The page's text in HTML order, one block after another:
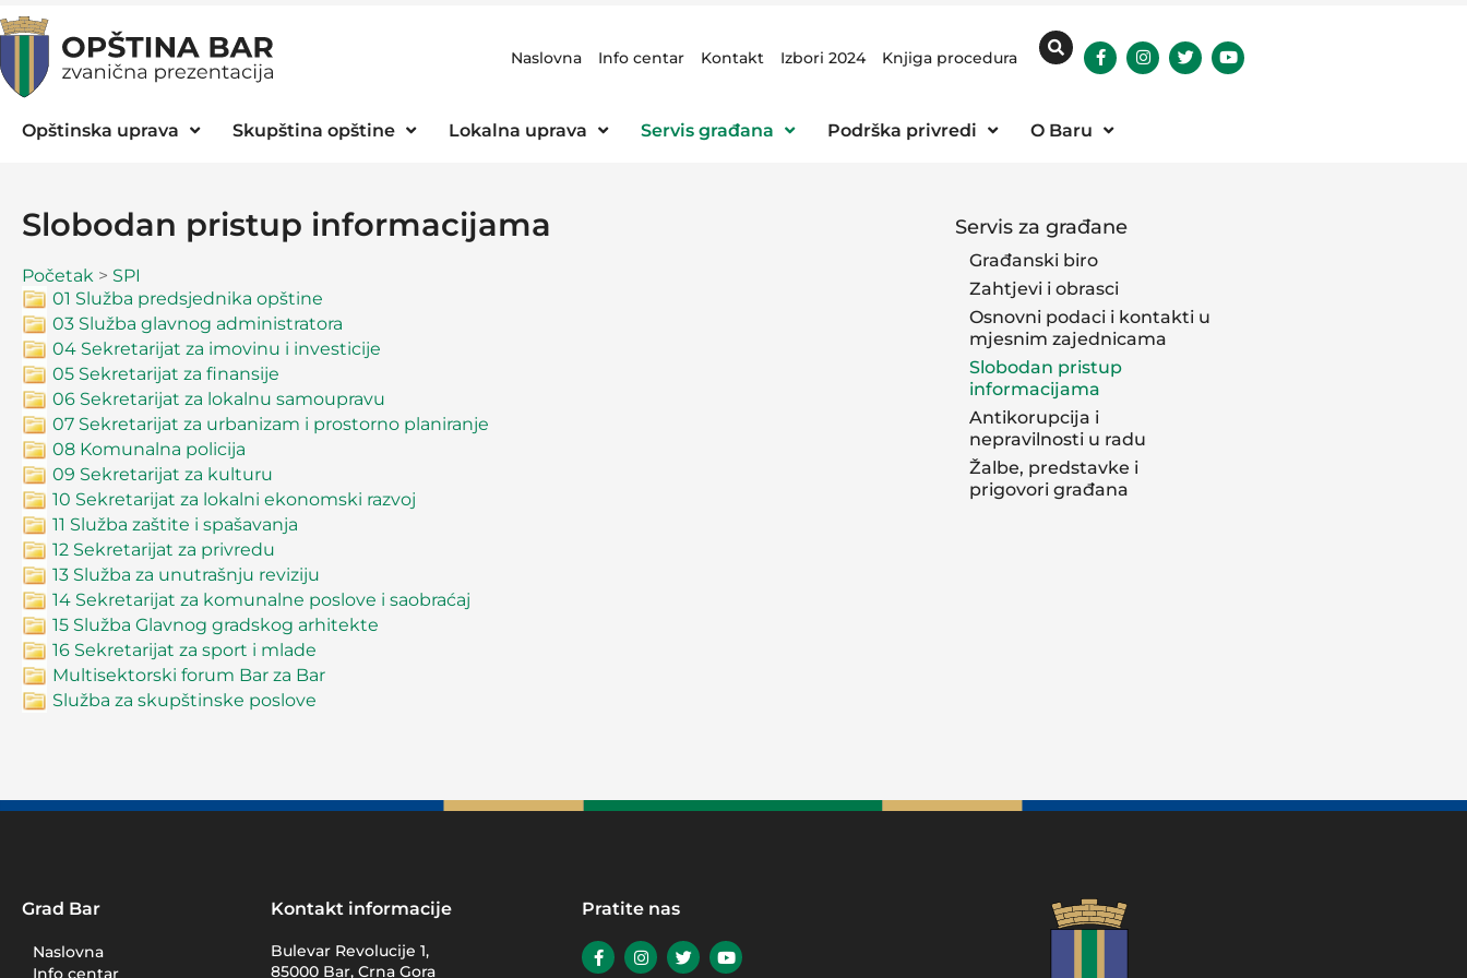
Naslovna Info centar Kontakt Izbori 2024 Knjiga procedura
Opštinska uprava Skupština opštine Lokalna uprava Servis građana Podrška privredi O Baru
Slobodan pristup informacijama
Početak > SPI
01 Služba predsjednika opštine
03 Služba glavnog administratora
04 Sekretarijat za imovinu i investicije
05 Sekretarijat za finansije
06 Sekretarijat za lokalnu samoupravu
07 Sekretarijat za urbanizam i prostorno planiranje
08 Komunalna policija
09 Sekretarijat za kulturu
10 Sekretarijat za lokalni ekonomski razvoj
11 Služba zaštite i spašavanja
12 Sekretarijat za privredu
13 Služba za unutrašnju reviziju
14 Sekretarijat za komunalne poslove i saobraćaj
15 Služba Glavnog gradskog arhitekte
16 Sekretarijat za sport i mlade
Multisektorski forum Bar za Bar
Služba za skupštinske poslove
Servis za građane
Građanski biro
Zahtjevi i obrasci
Osnovni podaci i kontakti u
mjesnim zajednicama
Slobodan pristup
informacijama
Antikorupcija i
nepravilnosti u radu
Žalbe, predstavke i
prigovori građana
Grad Bar
Naslovna
Kontakt informacije
Bulevar Revolucije 1,
85000 Bar, Crna Gora
Pratite nas